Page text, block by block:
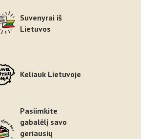
Suvenyrai iš
Lietuvos
Keliauk Lietuvoje
Pasiimkite
gabalėlį savo
geriausių